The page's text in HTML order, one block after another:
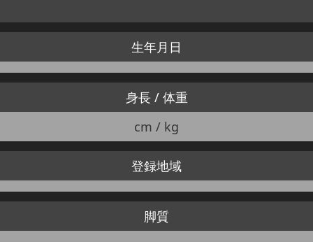
生年月日
身長 / 体重
cm / kg
登録地域
脚質